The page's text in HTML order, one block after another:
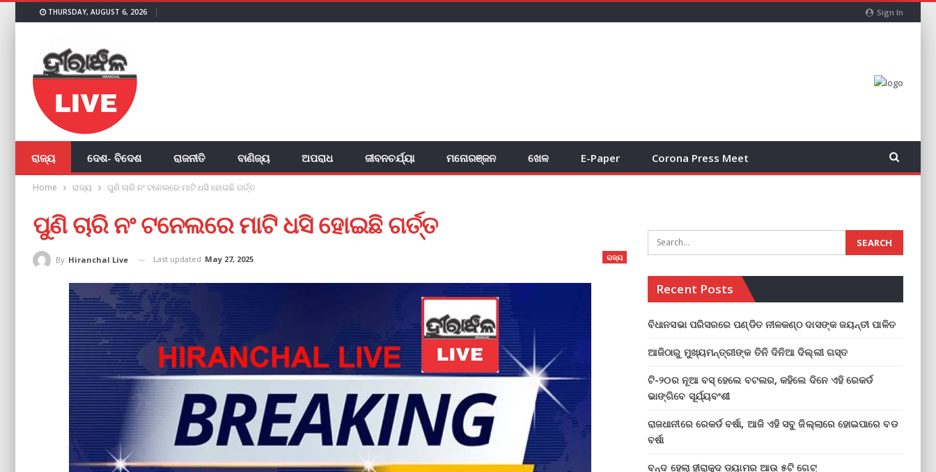
Sign In
THURSDAY, AUGUST 6, 2026
ରାଜ୍ୟ ଦେଶ- ବିଦେଶ ରାଜନୀତି ବାଣିଜ୍ୟ ଅପରାଧ ଜୀବନଚର୍ଯ୍ୟା ମନୋରଞ୍ଜନ ଖେଳ E-Paper Corona Press Meet
Home ରାଜ୍ୟ ପୁଣି ଚାରି ନଂ ଟନେଲରେ ମାଟି ଧସି ହୋଇଛି ଗର୍ତ୍ତ
ପୁଣି ଚାରି ନଂ ଟନେଲରେ ମାଟି ଧସି ହୋଇଛି ଗର୍ତ୍ତ
ରାଜ୍ୟ
By Hiranchal Live Last updated May 27, 2025
Recent Posts
ବିଧାନସଭା ପରିସରରେ ପଣ୍ଡିତ ନୀଳକଣ୍ଠ ଦାସଙ୍କ ଜୟନ୍ତୀ ପାଳିତ
ଆଜିଠାରୁ ମୁଖ୍ୟମନ୍ତ୍ରୀଙ୍କ ତିନି ଦିନିଆ ଦିଲ୍ଲୀ ଗସ୍ତ
ଟି-୨୦ର ନୂଆ ବସ୍ ହେଲେ ବଟଲର, କହିଲେ ଦିନେ ଏହି ରେକର୍ଡ
ଭାଙ୍ଗିବେ ସୂର୍ଯ୍ୟବଂଶୀ
ରାଜଧାନୀରେ ରେକର୍ଡ ବର୍ଷା, ଆଜି ଏହି ସବୁ ଜିଲ୍ଲାରେ ହୋଇପାରେ ବଡ
ବର୍ଷା
ବନ୍ଦ ହେଲା ହୀରାକୁଦ ଡ୍ୟାମର ଆଉ ୫ଟି ଗେଟ୍